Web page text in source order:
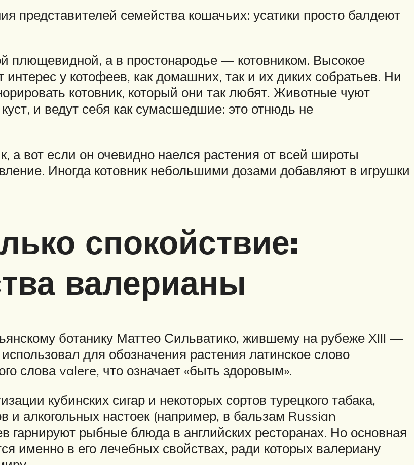
представителей семейства кошачьих: усатики просто балдеют
а в простонародье — котовником. Высокое
у котофеев, как домашних, так и их диких собратьев. Ни
котовник, который они так любят. Животные чуют
и ведут себя как сумасшедшие: это отнюдь не
а вот если он очевидно наелся растения от всей широты
Иногда котовник небольшими дозами добавляют в игрушки
спокойствие:
валерианы
ботанику Маттео Сильватико, жившему на рубеже XIII —
для обозначения растения латинское слово
слова valere, что означает «быть здоровым».
кубинских сигар и некоторых сортов турецкого табака,
и алкогольных настоек (например, в бальзам Russian
гарнируют рыбные блюда в английских ресторанах. Но основная
именно в его лечебных свойствах, ради которых валериану